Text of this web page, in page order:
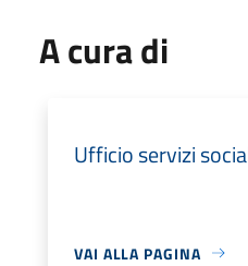
A cura di
Ufficio servizi
VAI ALLA PAGINA